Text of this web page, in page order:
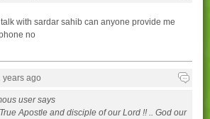
with sardar sahib can anyone provide me
no
years ago
user says
Apostle and disciple of our Lord !! .. God our